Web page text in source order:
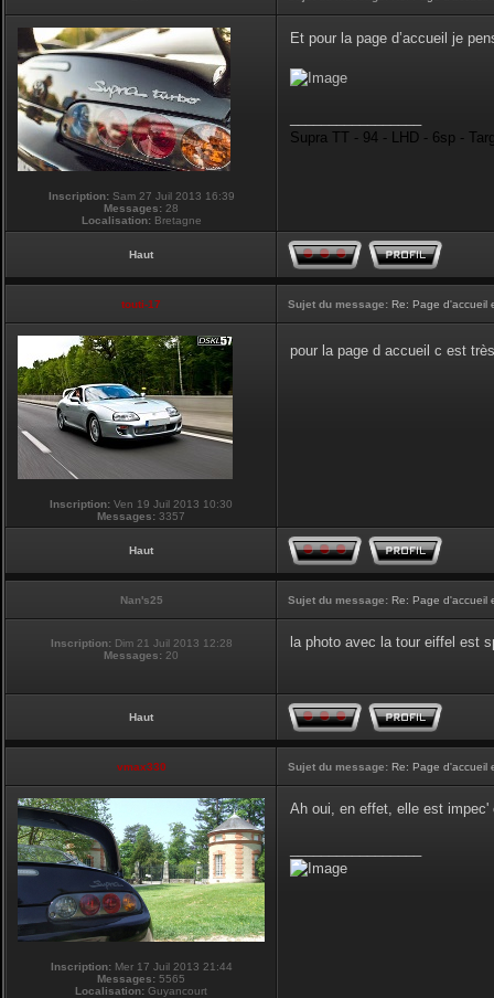
Inscription:Sam 27 Juil 2013 16:39
Messages: 28
Localisation:Bretagne
Et pour la page d’accueil je
Supra TT - 94 - LHD - 6sp -
Haut
touti-17 Sujet du message: Re: Page d'accueil
Inscription: Ven 19 Juil 2013 10:30
Messages: 3357
pour la page d accueil c est
Haut
Nan's25 Sujet du message: Re: Page d'accueil
Inscription: Dim 21 Juil 2013 12:28
Messages: 20
la photo avec la tour eiffel est
Haut
vmax330 Sujet du message: Re: Page d'accueil
Inscription:Mer 17 Juil 2013 21:44
Messages: 5565
Localisation: Guyancourt
Ah oui, en effet, elle est impec'